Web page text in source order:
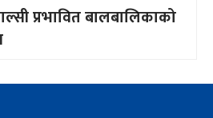
प्रभावित बालबालिकाको